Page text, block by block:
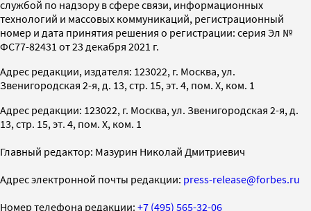
службой по надзору в сфере связи, информационных
технологий и массовых коммуникаций, регистрационный
номер и дата принятия решения о регистрации: серия Эл №
ФС77-82431 от 23 декабря 2021 г.
Адрес редакции, издателя: 123022, г. Москва, ул.
Звенигородская 2-я, д. 13, стр. 15, эт. 4, пом. X, ком. 1
Адрес редакции: 123022, г. Москва, ул. Звенигородская 2-я, д.
13, стр. 15, эт. 4, пом. X, ком. 1
Главный редактор: Мазурин Николай Дмитриевич
Адрес электронной почты редакции: press-release@forbes.ru
Номер телефона редакции: +7 (495) 565-32-06